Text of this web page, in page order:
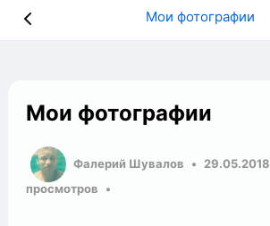
Мои фотографии
Мои фотографии
Фалерий Шувалов 29.05.2018
просмотров